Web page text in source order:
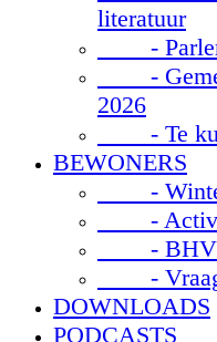
literatuur
-
-
2026
- Te
BEWONERS
-
-
- BHV
-
DOWNLOADS
PODCASTS